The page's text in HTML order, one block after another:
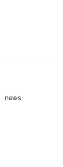
news